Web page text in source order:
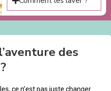
des
ce n’est pas juste changer